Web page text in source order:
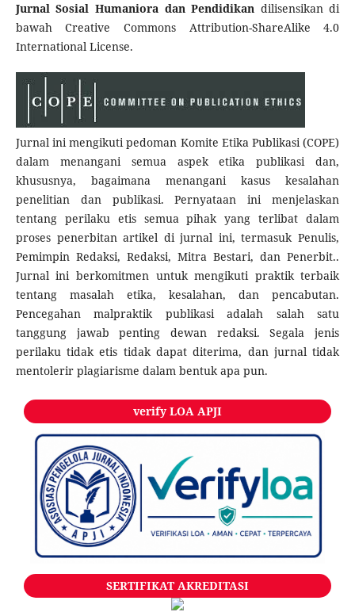
Jurnal Sosial Humaniora dan Pendidikan dilisensikan di
bawah Creative Commons Attribution-ShareAlike 4.0
International License.
Jurnal ini mengikuti pedoman Komite Etika Publikasi (COPE)
dalam menangani semua aspek etika publikasi dan,
khususnya, bagaimana menangani kasus kesalahan
penelitian dan publikasi. Pernyataan ini menjelaskan
tentang perilaku etis semua pihak yang terlibat dalam
proses penerbitan artikel di jurnal ini, termasuk Penulis,
Pemimpin Redaksi, Redaksi, Mitra Bestari, dan Penerbit..
Jurnal ini berkomitmen untuk mengikuti praktik terbaik
tentang masalah etika, kesalahan, dan pencabutan.
Pencegahan malpraktik publikasi adalah salah satu
tanggung jawab penting dewan redaksi. Segala jenis
perilaku tidak etis tidak dapat diterima, dan jurnal tidak
mentolerir plagiarisme dalam bentuk apa pun.
verify LOA APJI
SERTIFIKAT AKREDITASI